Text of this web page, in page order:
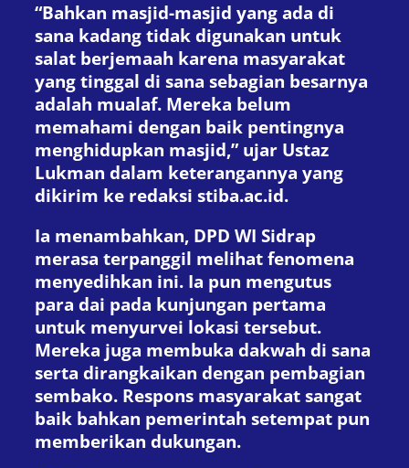
“Bahkan masjid-masjid yang ada di
sana kadang tidak digunakan untuk
salat berjemaah karena masyarakat
yang tinggal di sana sebagian besarnya
adalah mualaf. Mereka belum
memahami dengan baik pentingnya
menghidupkan masjid,” ujar Ustaz
Lukman dalam keterangannya yang
dikirim ke redaksi stiba.ac.id.
Ia menambahkan, DPD WI Sidrap
merasa terpanggil melihat fenomena
menyedihkan ini. Ia pun mengutus
para dai pada kunjungan pertama
untuk menyurvei lokasi tersebut.
Mereka juga membuka dakwah di sana
serta dirangkaikan dengan pembagian
sembako. Respons masyarakat sangat
baik bahkan pemerintah setempat pun
memberikan dukungan.